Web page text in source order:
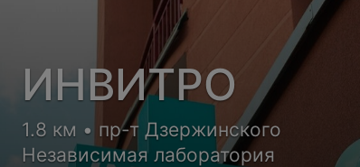
ИНВИТРО
1.8 км • пр-т Дзержинского
Независимая лаборатория